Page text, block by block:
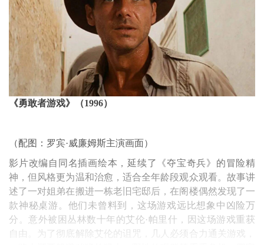
《勇敢者游戏》（1996）
（配图：罗宾·威廉姆斯主演画面）
影片改编自同名插画绘本，延续了《夺宝奇兵》的冒险精
神，但风格更为温和治愈，适合全年龄段观众观看。故事讲
述了一对姐弟在搬进一栋老旧宅邸后，在阁楼偶然发现了一
款神秘桌游。他们未曾料到，这场游戏远比想象中凶险万
分。意外被困丛林数十年的艾伦·帕里什，因这场游戏重获
自由。为了彻底解除艾伦的诅咒，几人必须合力通关游戏，